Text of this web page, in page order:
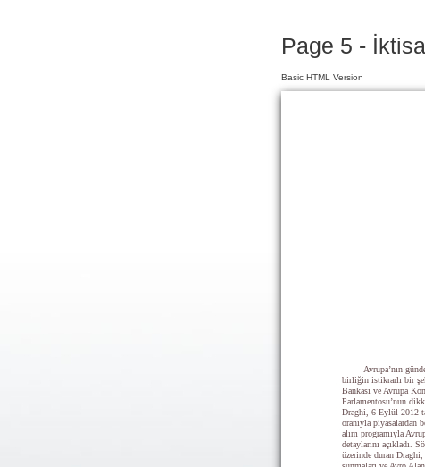
Page 5 -
Basic HTML Version
Avrupa’nın
birliğin istikrarlı bir
Bankası ve Avrupa
Parlamentosu’nun
Draghi, 6 Eylül 2012
oranıyla piyasalardan
alım programıyla
detaylarını açıkladı.
üzerinde duran